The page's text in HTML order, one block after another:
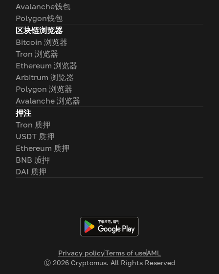
Privacy policyTerms of useAML
Ⓒ 2026Cryptomus. All Rights Reserved
Avalanche钱包
Polygon钱包
区块链浏览器
Bitcoin 浏览器
Tron 浏览器
Ethereum 浏览器
Arbitrum 浏览器
Polygon 浏览器
Avalanche 浏览器
押注
Tron 质押
USDT 质押
Ethereum 质押
BNB 质押
DAI 质押